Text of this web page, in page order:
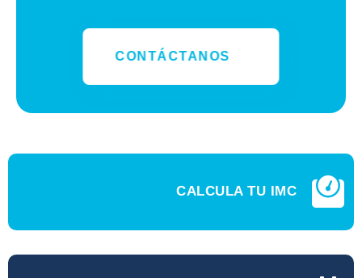
CONTÁCTANOS
CALCULA TU IMC